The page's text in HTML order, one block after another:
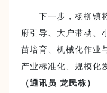
下一步，杨柳镇
府引导、大户带动、
苗培育、机械化作业
产业标准化、规模化
（通讯员 龙民栋）